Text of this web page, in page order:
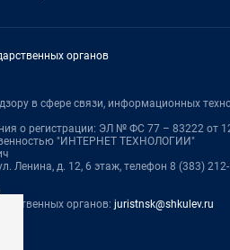
органов
в сфере связи, информационных
о регистрации: ЭЛ № ФС 77 – 83222 от
"ИНТЕРНЕТ ТЕХНОЛОГИИ"
Ленина, д. 12, 6 этаж, телефон 8 (383)
органов: juristnsk@shkulev.ru